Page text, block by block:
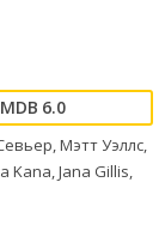
6.0
Мэтт Уэллс,
Kana, Jana Gillis,